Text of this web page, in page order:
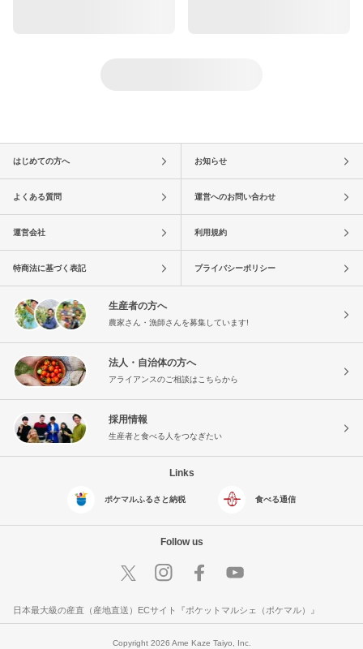
はじめての方へ お知らせ
よくある質問 運営へのお問い合わせ
運営会社 利用規約
特商法に基づく表記 プライバシーポリシー
生産者の方へ
農家さん・漁師さんを募集しています!
法人・自治体の方へ
アライアンスのご相談はこちらから
採用情報
生産者と食べる人をつなぎたい
Links
ポケマルふるさと納税 食べる通信
Follow us
日本最大級の産直（産地直送）ECサイト『ポケットマルシェ（ポケマル）』
Copyright 2026 Ame Kaze Taiyo, Inc.